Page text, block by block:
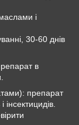
і
30-60 днів
в
препарат